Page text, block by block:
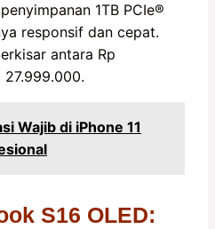
1TB PCIe®️
responsif dan cepat.
antara Rp
Wajib di iPhone 11
S16 OLED: